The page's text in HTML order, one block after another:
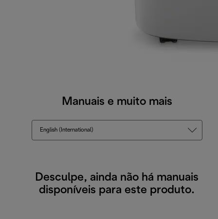
Manuais e muito mais
English (International)
Desculpe, ainda não há manuais
disponíveis para este produto.